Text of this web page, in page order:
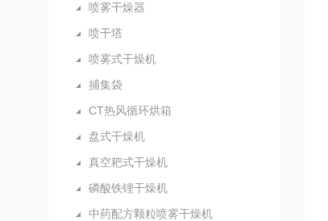
喷雾干燥器
喷干塔
喷雾式干燥机
捕集袋
CT热风循环烘箱
盘式干燥机
真空耙式干燥机
磷酸铁锂干燥机
中药配方颗粒喷雾干燥机